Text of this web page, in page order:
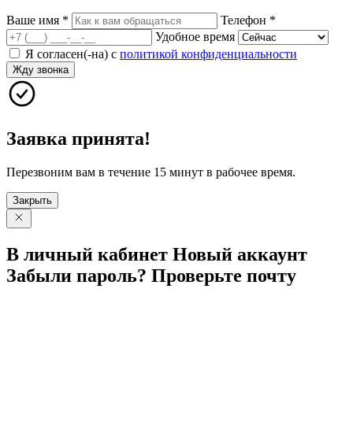
Ваше имя * Телефон *
Удобное время
Я согласен(-на) с политикой конфиденциальности
Жду звонка
Заявка принята!
Перезвоним вам в течение 15 минут в рабочее время.
Закрыть
В личный кабинет Новый аккаунт
Забыли пароль? Проверьте почту